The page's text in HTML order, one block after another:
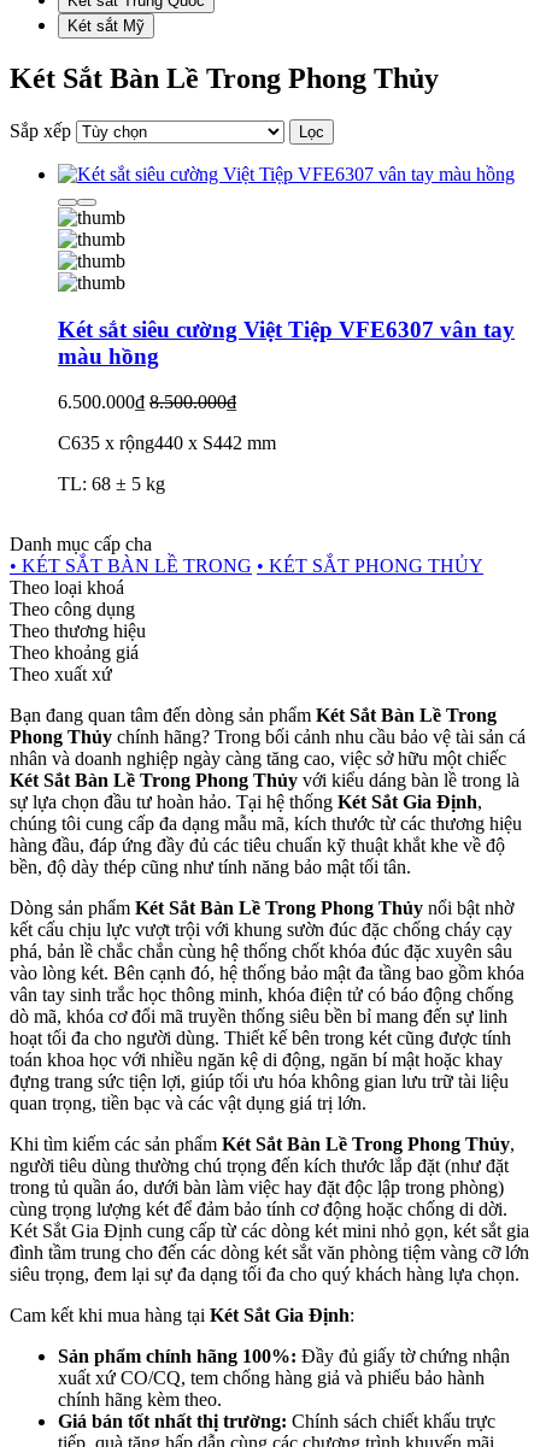
Két sắt Mỹ
Két Sắt Bàn Lề Trong Phong Thủy
Sắp xếp Lọc
Két sắt siêu cường Việt Tiệp VFE6307 vân tay
màu hồng
6.500.000₫ 8.500.000₫
C635 x rộng440 x S442 mm
TL: 68 ± 5 kg
Danh mục cấp cha
• KÉT SẮT BÀN LỀ TRONG • KÉT SẮT PHONG THỦY
Theo loại khoá
Theo công dụng
Theo thương hiệu
Theo khoảng giá
Theo xuất xứ
Bạn đang quan tâm đến dòng sản phẩm Két Sắt Bàn Lề Trong
Phong Thủy chính hãng? Trong bối cảnh nhu cầu bảo vệ tài sản cá
nhân và doanh nghiệp ngày càng tăng cao, việc sở hữu một chiếc
Két Sắt Bàn Lề Trong Phong Thủy với kiểu dáng bàn lề trong là
sự lựa chọn đầu tư hoàn hảo. Tại hệ thống Két Sắt Gia Định,
chúng tôi cung cấp đa dạng mẫu mã, kích thước từ các thương hiệu
hàng đầu, đáp ứng đầy đủ các tiêu chuẩn kỹ thuật khắt khe về độ
bền, độ dày thép cũng như tính năng bảo mật tối tân.
Dòng sản phẩm Két Sắt Bàn Lề Trong Phong Thủy nổi bật nhờ
kết cấu chịu lực vượt trội với khung sườn đúc đặc chống cháy cạy
phá, bản lề chắc chắn cùng hệ thống chốt khóa đúc đặc xuyên sâu
vào lòng két. Bên cạnh đó, hệ thống bảo mật đa tầng bao gồm khóa
vân tay sinh trắc học thông minh, khóa điện tử có báo động chống
dò mã, khóa cơ đổi mã truyền thống siêu bền bỉ mang đến sự linh
hoạt tối đa cho người dùng. Thiết kế bên trong két cũng được tính
toán khoa học với nhiều ngăn kệ di động, ngăn bí mật hoặc khay
đựng trang sức tiện lợi, giúp tối ưu hóa không gian lưu trữ tài liệu
quan trọng, tiền bạc và các vật dụng giá trị lớn.
Khi tìm kiếm các sản phẩm Két Sắt Bàn Lề Trong Phong Thủy,
người tiêu dùng thường chú trọng đến kích thước lắp đặt (như đặt
trong tủ quần áo, dưới bàn làm việc hay đặt độc lập trong phòng)
cùng trọng lượng két để đảm bảo tính cơ động hoặc chống di dời.
Két Sắt Gia Định cung cấp từ các dòng két mini nhỏ gọn, két sắt gia
đình tầm trung cho đến các dòng két sắt văn phòng tiệm vàng cỡ lớn
siêu trọng, đem lại sự đa dạng tối đa cho quý khách hàng lựa chọn.
Cam kết khi mua hàng tại Két Sắt Gia Định:
Sản phẩm chính hãng 100%: Đầy đủ giấy tờ chứng nhận
xuất xứ CO/CQ, tem chống hàng giả và phiếu bảo hành
chính hãng kèm theo.
Giá bán tốt nhất thị trường: Chính sách chiết khấu trực